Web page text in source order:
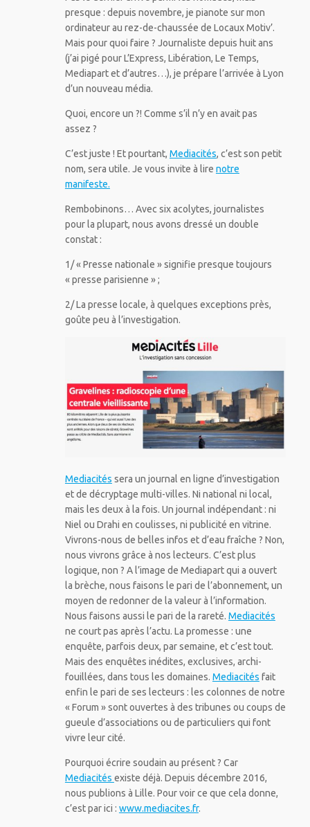
presque : depuis novembre, je pianote sur mon
ordinateur au rez-de-chaussée de Locaux Motiv’.
Mais pour quoi faire ? Journaliste depuis huit ans
(j’ai pigé pour L’Express, Libération, Le Temps,
Mediapart et d’autres…), je prépare l’arrivée à Lyon
d’un nouveau média.
Quoi, encore un ?! Comme s’il n’y en avait pas
assez ?
C’est juste ! Et pourtant, Mediacités, c’est son petit
nom, sera utile. Je vous invite à lire notre
manifeste.
Rembobinons… Avec six acolytes, journalistes
pour la plupart, nous avons dressé un double
constat :
1/ « Presse nationale » signifie presque toujours
« presse parisienne » ;
2/ La presse locale, à quelques exceptions près,
goûte peu à l’investigation.
Mediacités sera un journal en ligne d’investigation
et de décryptage multi-villes. Ni national ni local,
mais les deux à la fois. Un journal indépendant : ni
Niel ou Drahi en coulisses, ni publicité en vitrine.
Vivrons-nous de belles infos et d’eau fraîche ? Non,
nous vivrons grâce à nos lecteurs. C’est plus
logique, non ? A l’image de Mediapart qui a ouvert
la brèche, nous faisons le pari de l’abonnement, un
moyen de redonner de la valeur à l’information.
Nous faisons aussi le pari de la rareté. Mediacités
ne court pas après l’actu. La promesse : une
enquête, parfois deux, par semaine, et c’est tout.
Mais des enquêtes inédites, exclusives, archi-
fouillées, dans tous les domaines. Mediacités fait
enfin le pari de ses lecteurs : les colonnes de notre
« Forum » sont ouvertes à des tribunes ou coups de
gueule d’associations ou de particuliers qui font
vivre leur cité.
Pourquoi écrire soudain au présent ? Car
Mediacités existe déjà. Depuis décembre 2016,
nous publions à Lille. Pour voir ce que cela donne,
c’est par ici : www.mediacites.fr.